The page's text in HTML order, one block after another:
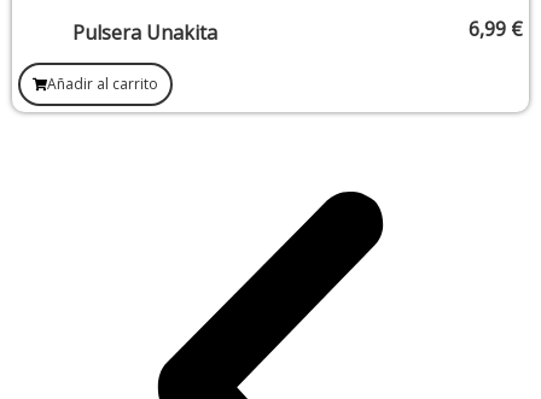
Pulsera Unakita 6,99 €
Añadir al carrito